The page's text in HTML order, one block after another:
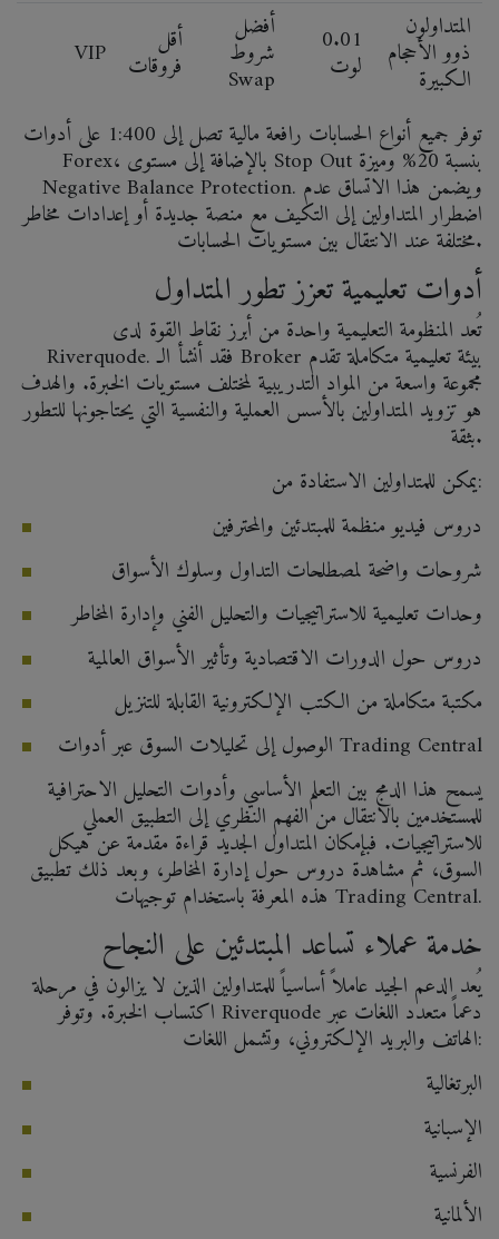
VIP أقل
فروقات
أفضل
شروط
Swap
0.01
لوت
المتداولون
ذوو الأحجام
الكبيرة
توفر جميع أنواع الحسابات رافعة مالية تصل إلى 1:400 على أدوات
Forex، بالإضافة إلى مستوى Stop Out بنسبة 20% وميزة
Negative Balance Protection. ويضمن هذا الاتساق عدم
اضطرار المتداولين إلى التكيف مع منصة جديدة أو إعدادات مخاطر
مختلفة عند الانتقال بين مستويات الحسابات.
أدوات تعليمية تعزز تطور المتداول
تُعد المنظومة التعليمية واحدة من أبرز نقاط القوة لدى
Riverquode. فقد أنشأ الـ Broker بيئة تعليمية متكاملة تقدم
مجموعة واسعة من المواد التدريبية لمختلف مستويات الخبرة. والهدف
هو تزويد المتداولين بالأسس العملية والنفسية التي يحتاجونها للتطور
بثقة.
يمكن للمتداولين الاستفادة من:
دروس فيديو منظمة للمبتدئين والمحترفين
شروحات واضحة لمصطلحات التداول وسلوك الأسواق
وحدات تعليمية للاستراتيجيات والتحليل الفني وإدارة المخاطر
دروس حول الدورات الاقتصادية وتأثير الأسواق العالمية
مكتبة متكاملة من الكتب الإلكترونية القابلة للتنزيل
الوصول إلى تحليلات السوق عبر أدوات Trading Central
يسمح هذا الدمج بين التعلم الأساسي وأدوات التحليل الاحترافية
للمستخدمين بالانتقال من الفهم النظري إلى التطبيق العملي
للاستراتيجيات. فبإمكان المتداول الجديد قراءة مقدمة عن هيكل
السوق، ثم مشاهدة دروس حول إدارة المخاطر، وبعد ذلك تطبيق
هذه المعرفة باستخدام توجيهات Trading Central.
خدمة عملاء تساعد المبتدئين على النجاح
يُعد الدعم الجيد عاملاً أساسياً للمتداولين الذين لا يزالون في مرحلة
اكتساب الخبرة. وتوفر Riverquode دعماً متعدد اللغات عبر
الهاتف والبريد الإلكتروني، وتشمل اللغات:
البرتغالية
الإسبانية
الفرنسية
الألمانية